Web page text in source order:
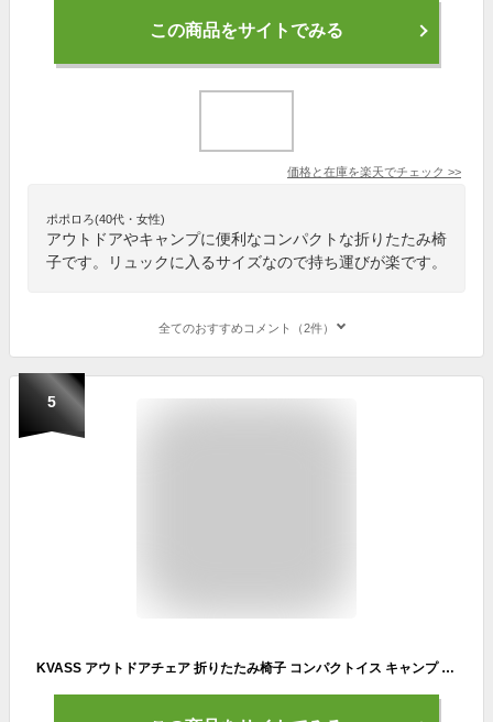
この商品をサイトでみる
価格と在庫を楽天でチェック >>
ポポロろ(40代・女性)
アウトドアやキャンプに便利なコンパクトな折りたたみ椅
子です。リュックに入るサイズなので持ち運びが楽です。
全てのおすすめコメント（2件）
5
KVASS アウトドアチェア 折りたたみ椅子 コンパクトイス キャンプ 耐荷重80-100kg ステンレス製 超軽量 収納バッグ付き お釣り バーベキュー 登山 ブラウン